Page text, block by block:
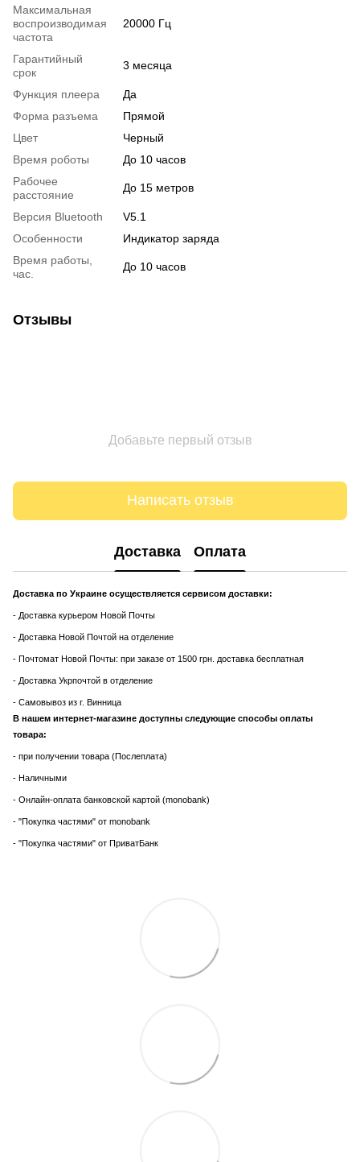
Максимальная
воспроизводимая
частота
20000 Гц
Гарантийный
срок
3 месяца
Функция плеера
Да
Форма разъема
Прямой
Цвет
Черный
Время роботы
До 10 часов
Рабочее
расстояние
До 15 метров
Версия Bluetooth
V5.1
Особенности
Индикатор заряда
Время работы,
час.
До 10 часов
Отзывы
Добавьте первый отзыв
Написать отзыв
Доставка Оплата
Доставка по Украине осуществляется сервисом доставки:
- Доставка курьером Новой Почты
- Доставка Новой Почтой на отделение
- Почтомат Новой Почты: при заказе от 1500 грн. доставка бесплатная
- Доставка Укрпочтой в отделение
- Самовывоз из г. Винница
В нашем интернет-магазине доступны следующие способы оплаты
товара:
- при получении товара (Послеплата)
- Наличными
- Онлайн-оплата банковской картой (monobank)
- "Покупка частями" от monobank
- "Покупка частями" от ПриватБанк